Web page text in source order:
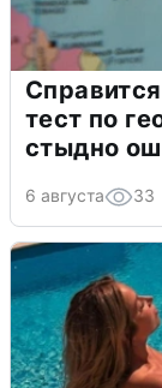
тест по
стыдно
6 августа 33